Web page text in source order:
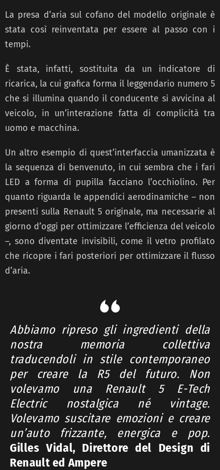
La presa d’aria sul cofano del modello originale è
stata così reinventata per essere al passo con i
tempi.
È stata, infatti, sostituita da un indicatore di
ricarica, la cui grafica forma il leggendario numero 5
che si illumina quando il conducente si avvicina al
veicolo, in un’interazione fatta di complicità tra
uomo e macchina.
Un altro esempio di quest’interfaccia umanizzata è
la sequenza di benvenuto, in cui sembra che i fari
LED a forma di pupilla facciano l’occhiolino. Per
quanto riguarda le appendici aerodinamiche – non
presenti sulla Renault 5 originale, ma necessarie al
giorno d’oggi per ottimizzare l’efficienza del veicolo
–, sono diventate invisibili, come il vetro profilato
che ricopre i fari posteriori per ottimizzare il flusso
d’aria.
Abbiamo ripreso gli ingredienti della
nostra memoria collettiva
traducendoli in stile contemporaneo
per creare la R5 del futuro. Non
volevamo una Renault 5 E-Tech
Electric nostalgica né vintage.
Volevamo suscitare emozioni e creare
un’auto frizzante, energica e pop.
Gilles Vidal, Direttore del Design di
Renault ed Ampere